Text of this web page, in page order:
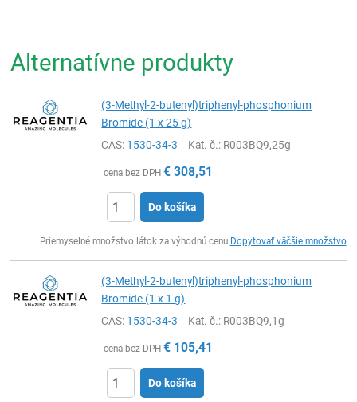
Alternatívne produkty
(3-Methyl-2-butenyl)triphenyl-phosphonium
Bromide (1 x 25 g)
CAS: 1530-34-3 Kat. č.: R003BQ9,25g
cena bez DPH € 308,51
Do košíka
Priemyselné množstvo látok za výhodnú cenu Dopytovať väčšie množstvo
(3-Methyl-2-butenyl)triphenyl-phosphonium
Bromide (1 x 1 g)
CAS: 1530-34-3 Kat. č.: R003BQ9,1g
cena bez DPH € 105,41
Do košíka